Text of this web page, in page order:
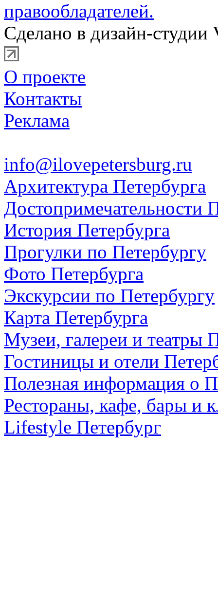
правообладателей.
Сделано в дизайн-студии
О проекте
Контакты
Реклама
info@ilovepetersburg.ru
Архитектура Петербурга
Достопримечательности
История Петербурга
Прогулки по Петербургу
Фото Петербурга
Экскурсии по Петербургу
Карта Петербурга
Музеи, галереи и театры
Гостиницы и отели
Полезная информация о
Рестораны, кафе, бары и
Lifestyle Петербург